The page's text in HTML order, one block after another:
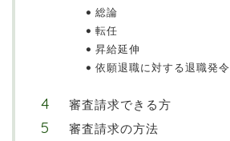
総論
転任
昇給延伸
依願退職に対する退職発令
審査請求できる方
審査請求の方法